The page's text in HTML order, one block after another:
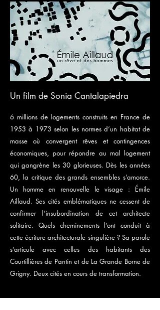
Un film de Sonia Cantalapiedra
6 millions de logements construits en France de
1953 à 1973 selon les normes d’un habitat de
masse où convergent rêves et contingences
économiques, pour répondre au mal logement
qui gangrène les 30 glorieuses. Dès les années
60, la critique des grands ensembles s’amorce.
Un homme en renouvelle le visage : Émile
Aillaud. Ses cités emblématiques ne cessent de
confirmer l'insubordination de cet architecte
solitaire. Quels cheminements l’ont conduit à
cette écriture architecturale singulière ? Sa parole
s’articule avec celles des habitants des
Courtillières de Pantin et de La Grande Borne de
Grigny. Deux cités en cours de transformation.